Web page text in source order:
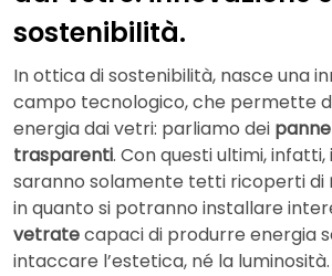
sostenibilità.
In ottica di sostenibilità, nasce una
campo tecnologico, che permette
energia dai vetri: parliamo dei
trasparenti. Con questi ultimi,
saranno solamente tetti ricoperti di
in quanto si potranno installare
vetratecapaci di produrre energia
intaccare l’estetica, né la luminosità.